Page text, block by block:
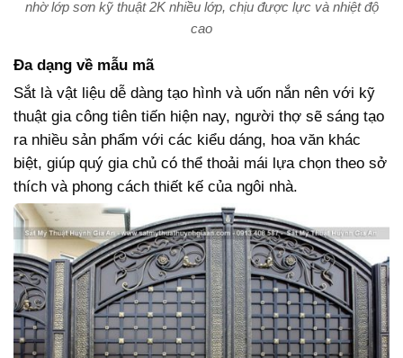
nhờ lớp sơn kỹ thuật 2K nhiều lớp, chịu được lực và nhiệt độ
cao
Đa dạng về mẫu mã
Sắt là vật liệu dễ dàng tạo hình và uốn nắn nên với kỹ
thuật gia công tiên tiến hiện nay, người thợ sẽ sáng tạo
ra nhiều sản phẩm với các kiểu dáng, hoa văn khác
biệt, giúp quý gia chủ có thể thoải mái lựa chọn theo sở
thích và phong cách thiết kế của ngôi nhà.